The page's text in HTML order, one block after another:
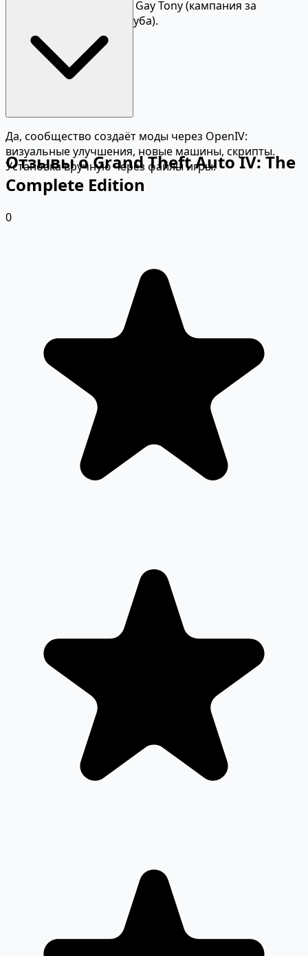
байкера) + The Ballad of Gay Tony (кампания за
помощника ночного клуба).
Да, сообщество создаёт моды через OpenIV:
визуальные улучшения, новые машины, скрипты.
Установка вручную через файлы игры.
Отзывы о Grand Theft Auto IV: The
Complete Edition
0